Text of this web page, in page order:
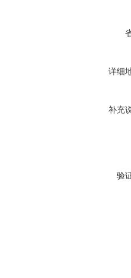
详细
补充
验